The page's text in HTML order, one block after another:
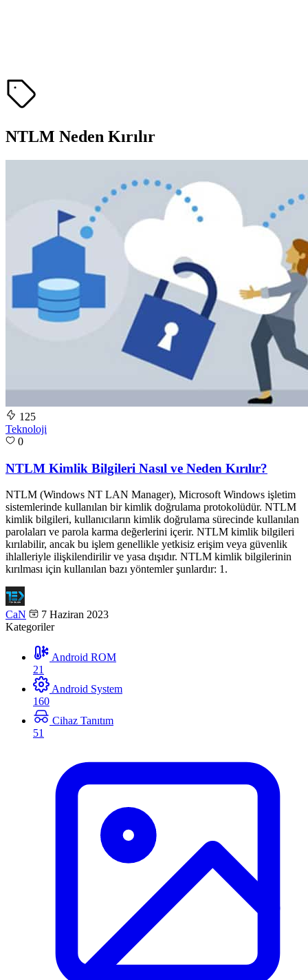
NTLM Neden Kırılır
125
Teknoloji
0
NTLM Kimlik Bilgileri Nasıl ve Neden Kırılır?
NTLM (Windows NT LAN Manager), Microsoft Windows işletim
sistemlerinde kullanılan bir kimlik doğrulama protokolüdür. NTLM
kimlik bilgileri, kullanıcıların kimlik doğrulama sürecinde kullanılan
parolaları ve parola karma değerlerini içerir. NTLM kimlik bilgileri
kırılabilir, ancak bu işlem genellikle yetkisiz erişim veya güvenlik
ihlalleriyle ilişkilendirilir ve yasa dışıdır. NTLM kimlik bilgilerinin
kırılması için kullanılan bazı yöntemler şunlardır: 1.
CaN
7 Haziran 2023
Kategoriler
Android ROM
21
Android System
160
Cihaz Tanıtım
51